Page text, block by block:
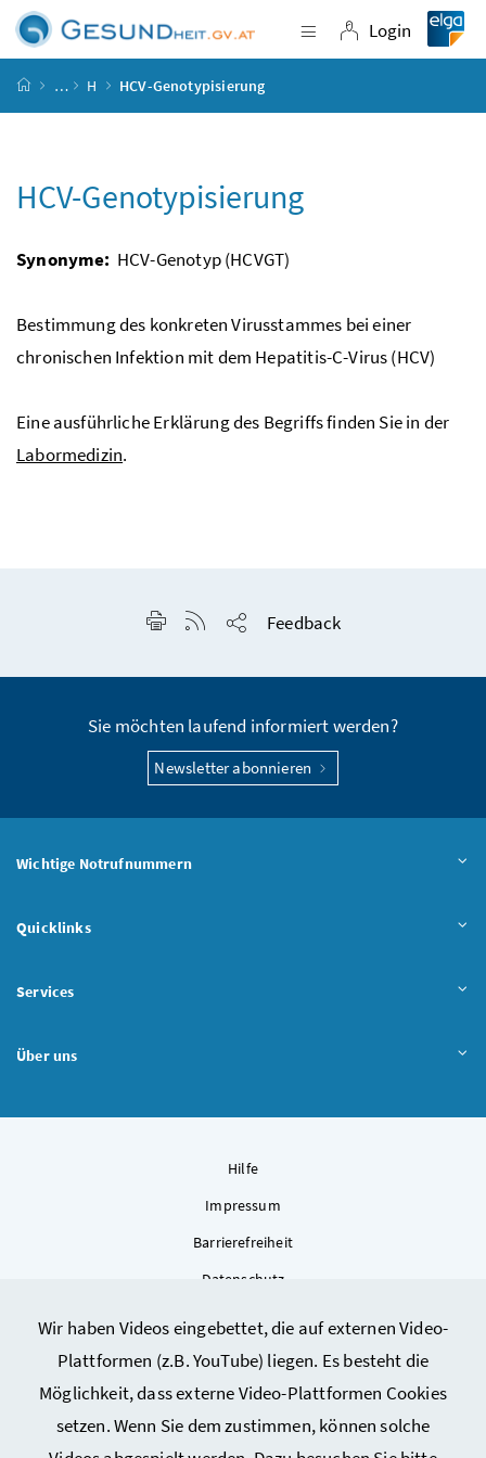
Zum Inhalt
Zum Hauptmenü
Zum Untermenü
Zur Suche
Wir haben Videos eingebettet, die auf externen Video-
Plattformen (z.B. YouTube) liegen. Es besteht die
Möglichkeit, dass externe Video-Plattformen Cookies
setzen. Wenn Sie dem zustimmen, können solche
Navigation
Login
Login
Startseite
… H HCV-Genotypisierung
HCV-Genotypisierung
Synonyme: HCV-Genotyp (HCVGT)
Bestimmung des konkreten Virusstammes bei einer
chronischen Infektion mit dem Hepatitis-C-Virus (HCV)
Eine ausführliche Erklärung des Begriffs finden Sie in der
Labormedizin.
Seite drucken
RSS-Feed anzeigen
Feedback
Sie möchten laufend informiert werden?
Newsletter abonnieren
Wichtige Notrufnummern
Quicklinks
Services
Über uns
Hilfe
Impressum
Barrierefreiheit
Datenschutz
Sitemap
Cookie-Einstellungen